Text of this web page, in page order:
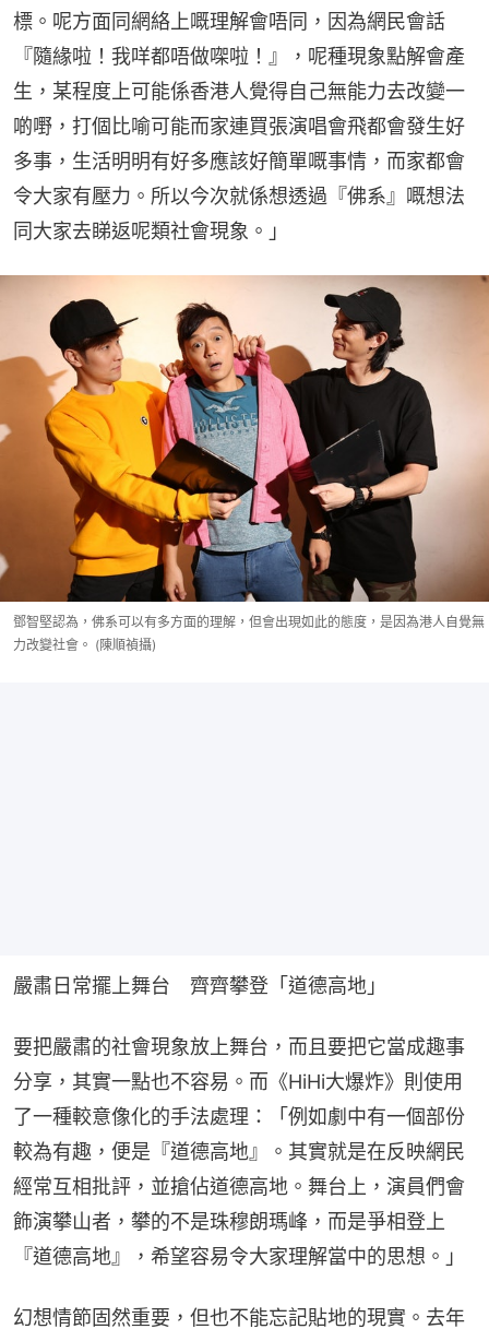
標。呢方面同網絡上嘅理解會唔同，因為網民會話
『隨緣啦！我咩都唔做㗎啦！』，呢種現象點解會產
生，某程度上可能係香港人覺得自己無能力去改變一
啲嘢，打個比喻可能而家連買張演唱會飛都會發生好
多事，生活明明有好多應該好簡單嘅事情，而家都會
令大家有壓力。所以今次就係想透過『佛系』嘅想法
同大家去睇返呢類社會現象。」
鄧智堅認為，佛系可以有多方面的理解，但會出現如此的態度，是因為港人自覺無
力改變社會。 (陳順禎攝)
嚴肅日常擺上舞台　齊齊攀登「道德高地」
要把嚴肅的社會現象放上舞台，而且要把它當成趣事
分享，其實一點也不容易。而《HiHi大爆炸》則使用
了一種較意像化的手法處理：「例如劇中有一個部份
較為有趣，便是『道德高地』。其實就是在反映網民
經常互相批評，並搶佔道德高地。舞台上，演員們會
飾演攀山者，攀的不是珠穆朗瑪峰，而是爭相登上
『道德高地』，希望容易令大家理解當中的思想。」
幻想情節固然重要，但也不能忘記貼地的現實。去年